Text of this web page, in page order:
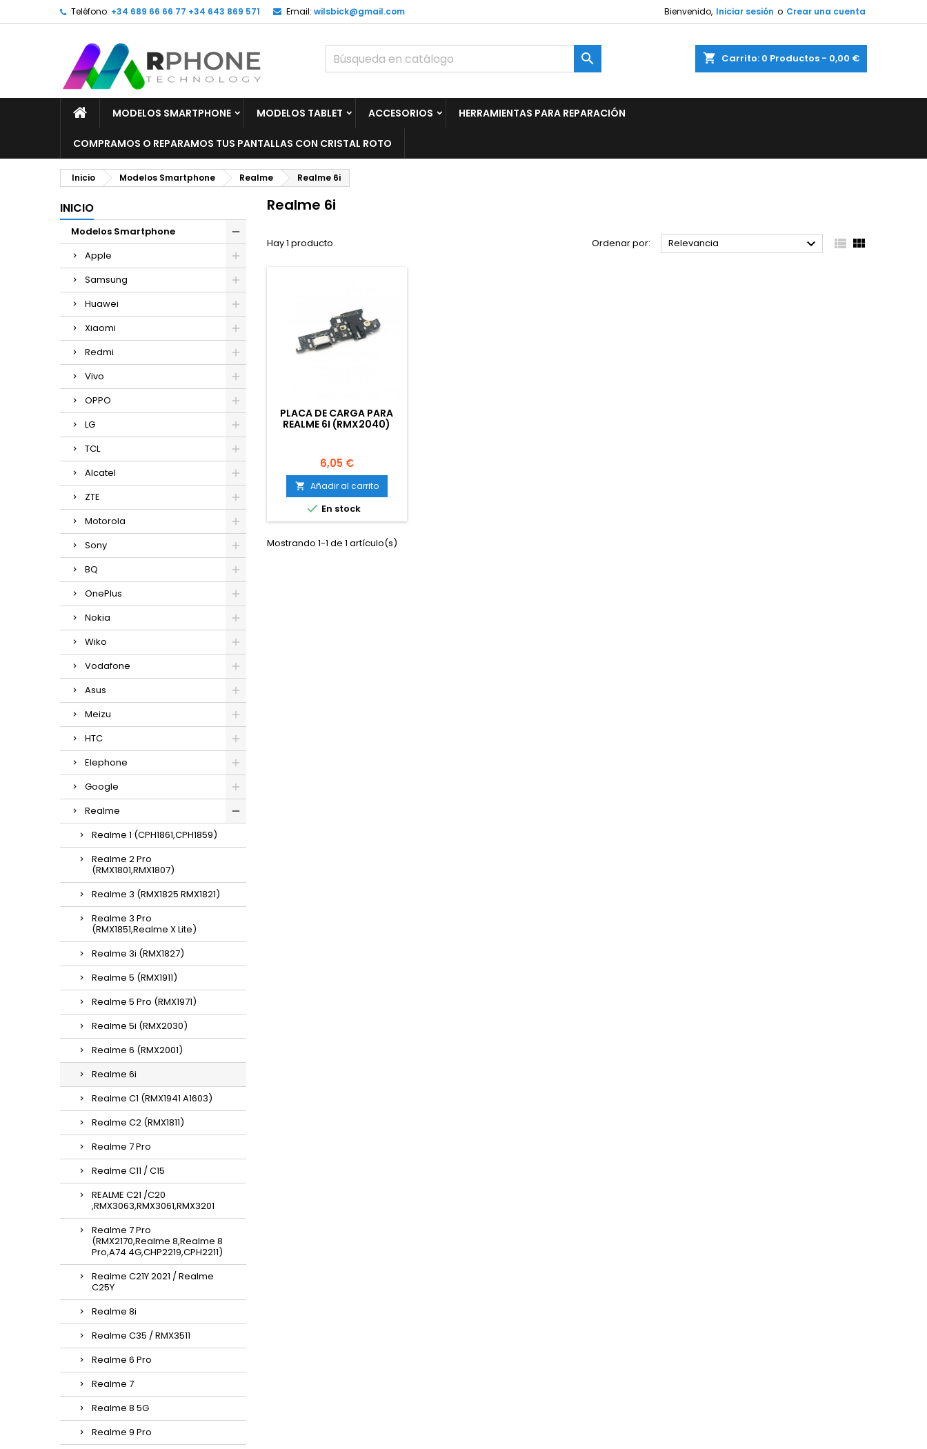
Teléfono: +34 689 66 66 77 +34 643 869 571 Email: wilsbick@gmail.com Bienvenido, Iniciar sesión o Crear una cuenta
shopping_cart Carrito: 0 Productos - 0,00 €

MODELOS SMARTPHONE MODELOS TABLET ACCESORIOS HERRAMIENTAS PARA REPARACIÓN
COMPRAMOS O REPARAMOS TUS PANTALLAS CON CRISTAL ROTO
Inicio Modelos Smartphone Realme Realme 6i
INICIO
Modelos Smartphone
Apple
Samsung
Huawei
Xiaomi
Redmi
Vivo
OPPO
LG
TCL
Alcatel
ZTE
Motorola
Sony
BQ
OnePlus
Nokia
Wiko
Vodafone
Asus
Meizu
HTC
Elephone
Google
Realme
Realme 1 (CPH1861,CPH1859)
Realme 2 Pro
(RMX1801,RMX1807)
Realme 3 (RMX1825 RMX1821)
Realme 3 Pro
(RMX1851,Realme X Lite)
Realme 3i (RMX1827)
Realme 5 (RMX1911)
Realme 5 Pro (RMX1971)
Realme 5i (RMX2030)
Realme 6 (RMX2001)
Realme 6i
Realme C1 (RMX1941 A1603)
Realme C2 (RMX1811)
Realme 7 Pro
Realme C11 / C15
REALME C21 /C20
,RMX3063,RMX3061,RMX3201
Realme 7 Pro
(RMX2170,Realme 8,Realme 8
Pro,A74 4G,CHP2219,CPH2211)
Realme C21Y 2021 / Realme
C25Y
Realme 8i
Realme C35 / RMX3511
Realme 6 Pro
Realme 7
Realme 8 5G
Realme 9 Pro
Realme 6i
Hay 1 producto. Ordenar por: Relevancia   
PLACA DE CARGA PARA
REALME 6I (RMX2040)
Precio
6,05 €
 Añadir al carrito
 En stock
Mostrando 1-1 de 1 artículo(s)